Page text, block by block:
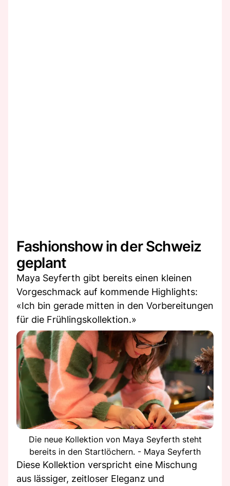
Fashionshow in der Schweiz
geplant
Maya Seyferth gibt bereits einen kleinen
Vorgeschmack auf kommende Highlights:
«Ich bin gerade mitten in den Vorbereitungen
für die Frühlingskollektion.»
Die neue Kollektion von Maya Seyferth steht
bereits in den Startlöchern. - Maya Seyferth
Diese Kollektion verspricht eine Mischung
aus lässiger, zeitloser Eleganz und